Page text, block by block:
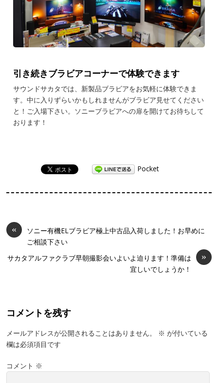
引き続きブラビアコーナーで体験できます
サウンドサカタでは、新製品ブラビアをお気軽に体験できま
す。中に入りずらいかもしれませんがブラビア見せてください
と！ご入場下さい。ソニーブラビアへの扉を開けてお待ちして
おります！
Pocket
«
ソニー有機ELブラビア極上中古品入荷しました！お早めに
ご相談下さい
»
サカタアルファクラブ早朝撮影会いよいよ迫ります！準備は
宜しいでしょうか！
コメントを残す
メールアドレスが公開されることはありません。 ※ が付いている
欄は必須項目です
コメント ※